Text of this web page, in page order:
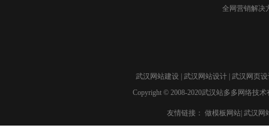
全网营销解决
武汉网站建设 武汉网站设计| 武汉网页设
Copyright © 2008-2020武汉站多多网络技术
友情链接： 做模板网站| 武汉网